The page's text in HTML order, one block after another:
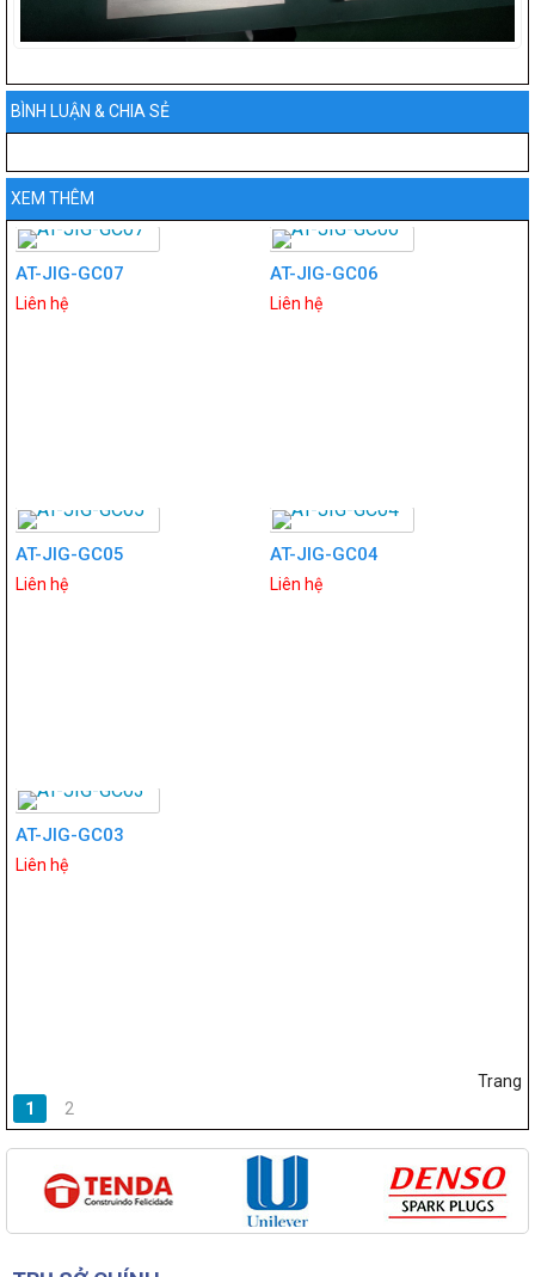
BÌNH LUẬN & CHIA SẺ
XEM THÊM
AT-JIG-GC07
Liên hệ
AT-JIG-GC06
Liên hệ
AT-JIG-GC05
Liên hệ
AT-JIG-GC04
Liên hệ
AT-JIG-GC03
Liên hệ
Trang
1
2